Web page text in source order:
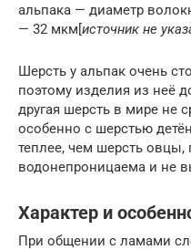
альпака — диаметр
— 32 мкм[источник не
Шерсть у альпак очень
поэтому изделия из неё
другая шерсть в мире не
особенно с шерстью
теплее, чем шерсть овцы,
водонепроницаема и не
Характер и
При общении с ламами